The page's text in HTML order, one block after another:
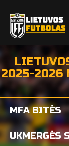
2025-2026
MFA BITĖS
UKMERGĖS